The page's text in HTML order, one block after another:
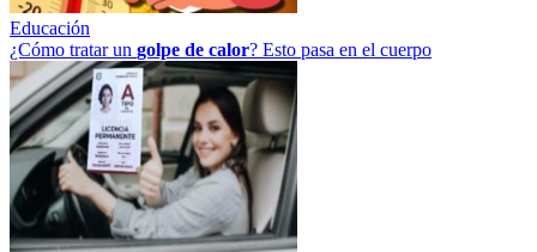
Educación
¿Cómo tratar un golpe de calor? Esto pasa en el cuerpo